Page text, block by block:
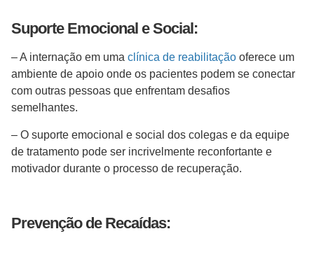
Suporte Emocional e Social:
– A internação em uma clínica de reabilitação oferece um
ambiente de apoio onde os pacientes podem se conectar
com outras pessoas que enfrentam desafios
semelhantes.
– O suporte emocional e social dos colegas e da equipe
de tratamento pode ser incrivelmente reconfortante e
motivador durante o processo de recuperação.
Prevenção de Recaídas: